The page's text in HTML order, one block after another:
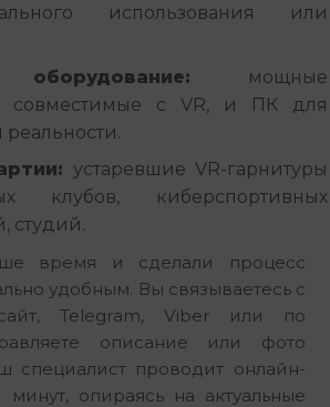
использования или
мощные
совместимые с VR, и ПК для
реальности.
устаревшие VR-гарнитуры
клубов, киберспортивных
студий.
время и сделали процесс
удобным. Вы связываетесь с
Telegram, Viber или по
описание или фото
специалист проводит онлайн-
минут, опираясь на актуальные